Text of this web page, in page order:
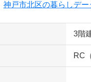
神戸市北区の暮らしデー
3階
RC